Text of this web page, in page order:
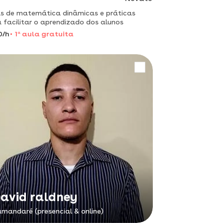
de matemática dinâmicas e práticas
facilitar o aprendizado dos alunos
h
1 aaula gratuita
raldney
(presencial & online)